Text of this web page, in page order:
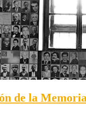
de la